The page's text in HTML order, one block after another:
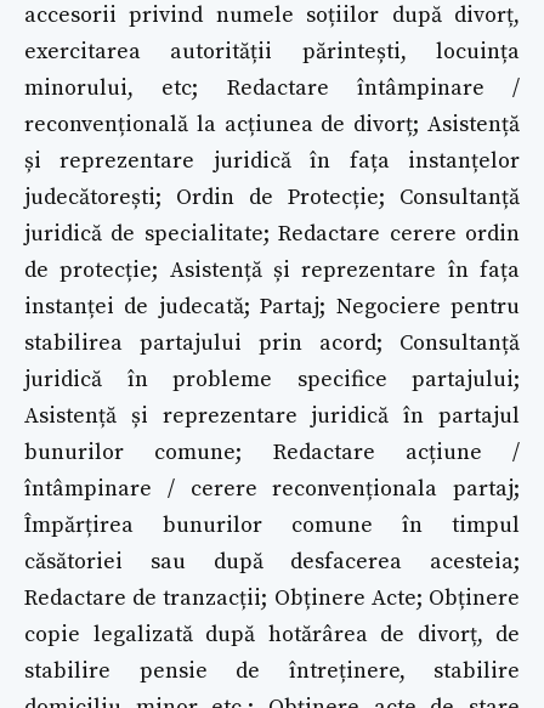
accesorii privind numele soțiilor după divorț,
exercitarea autorității părintești, locuința
minorului, etc; Redactare întâmpinare /
reconvențională la acțiunea de divorț; Asistență
și reprezentare juridică în fața instanțelor
judecătorești; Ordin de Protecție; Consultanță
juridică de specialitate; Redactare cerere ordin
de protecție; Asistență și reprezentare în fața
instanței de judecată; Partaj; Negociere pentru
stabilirea partajului prin acord; Consultanță
juridică în probleme specifice partajului;
Asistență și reprezentare juridică în partajul
bunurilor comune; Redactare acțiune /
întâmpinare / cerere reconvenționala partaj;
Împărțirea bunurilor comune în timpul
căsătoriei sau după desfacerea acesteia;
Redactare de tranzacții; Obținere Acte; Obținere
copie legalizată după hotărârea de divorț, de
stabilire pensie de întreținere, stabilire